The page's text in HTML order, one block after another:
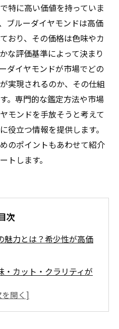
特に高い価値を持っていま
ブルーダイヤモンドは高価
おり、その価格は色味やカ
な評価基準によって決まり
ダイヤモンドが市場でどの
実現されるのか、その仕組
。専門的な鑑定方法や市場
モンドを手放そうと考えて
役立つ情報を提供します。
のポイントもあわせて紹介
トします。
次
魅力とは？希少性が高価
・カット・クラリティが
ブルーダイヤモンドの正